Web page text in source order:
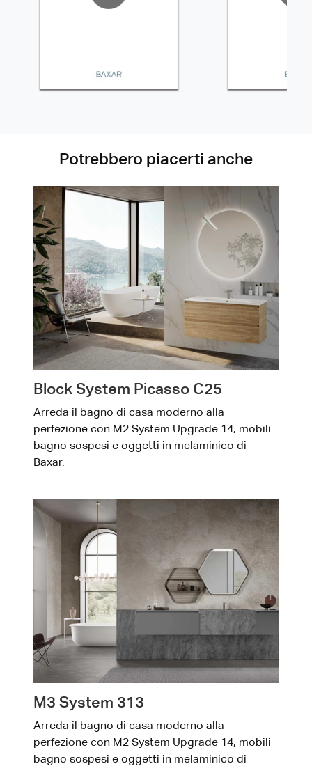
Potrebbero piacerti anche
Block System Picasso C25
Arreda il bagno di casa moderno alla
perfezione con M2 System Upgrade 14, mobili
bagno sospesi e oggetti in melaminico di
Baxar.
M3 System 313
Arreda il bagno di casa moderno alla
perfezione con M2 System Upgrade 14, mobili
bagno sospesi e oggetti in melaminico di